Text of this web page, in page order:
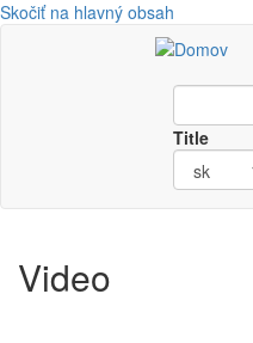
Skočiť na hlavný obsah
Title
Video